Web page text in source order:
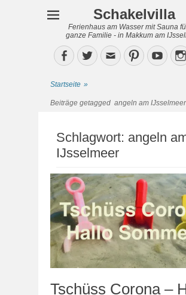
Schakelvilla
Ferienhaus am Wasser mit Sauna
ganze Familie - in Makkum am
Facebook
TwitterEmailPinterest
Startseite »
Beiträge getagged angeln am IJsselmeer
Schlagwort: angeln
IJsselmeer
Tschüss Corona –